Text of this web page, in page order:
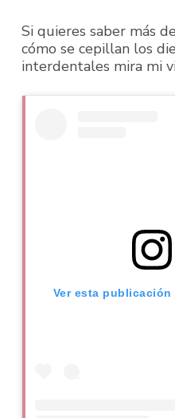
Si quieres saber más
cómo se cepillan los
interdentales mira mi
Ver esta publicación